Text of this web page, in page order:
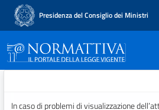
Presidenza del Consiglio dei Ministri
Normattiva - Il
In caso di problemi di visualizzazione